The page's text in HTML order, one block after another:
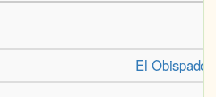
El Obispado